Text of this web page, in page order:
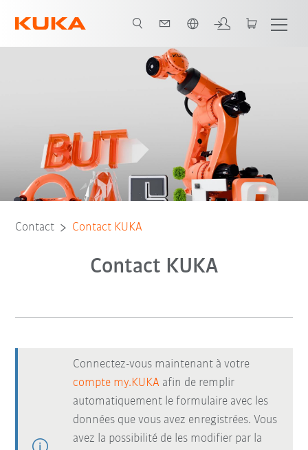
Contact Contact KUKA
Contact KUKA
Connectez-vous maintenant à votre
compte my.KUKA afin de remplir
automatiquement le formulaire avec les
données que vous avez enregistrées. Vous
avez la possibilité de les modifier par la